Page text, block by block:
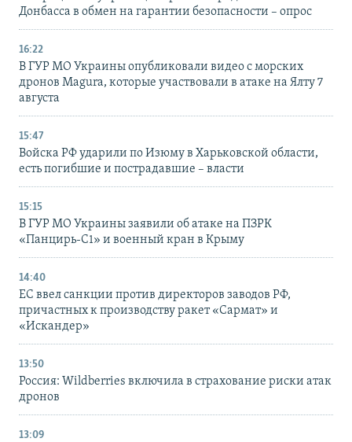
Донбасса в обмен на гарантии безопасности – опрос
16:22
В ГУР МО Украины опубликовали видео с морских
дронов Magura, которые участвовали в атаке на Ялту 7
августа
15:47
Войска РФ ударили по Изюму в Харьковской области,
есть погибшие и пострадавшие – власти
15:15
В ГУР МО Украины заявили об атаке на ПЗРК
«Панцирь-С1» и военный кран в Крыму
14:40
ЕС ввел санкции против директоров заводов РФ,
причастных к производству ракет «Сармат» и
«Искандер»
13:50
Россия: Wildberries включила в страхование риски атак
дронов
13:09